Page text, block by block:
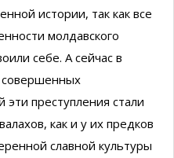
истории, так как все
молдавского
себе. А сейчас в
преступления стали
как и у их предков
славной культуры